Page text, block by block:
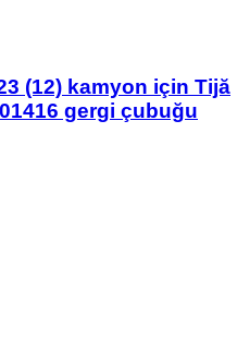
(12) kamyon için Tijă
gergi çubuğu